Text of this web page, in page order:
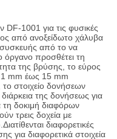
1001 για τις φυσικές
από ανοξείδωτο χάλυβα
από το να
όργανο προσθέτει τη
της βρύσης, το εύρος
1 mm έως 15 mm
στοιχείο δονήσεων
της δονήσεως για
τη δοκιμή διαφόρων
τρεις δοχεία με
διαφορετικές
για διαφορετικά στοιχεία